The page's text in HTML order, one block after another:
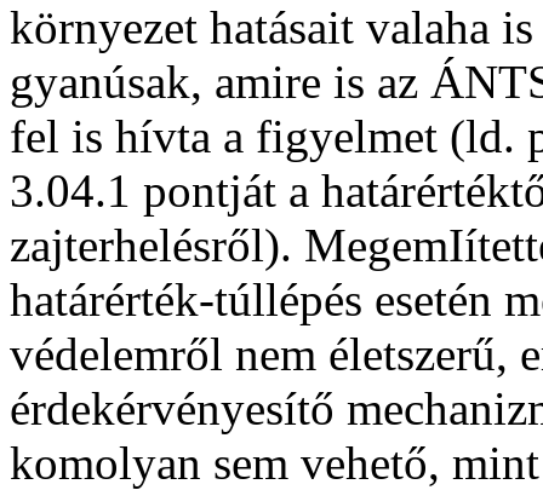
környezet hatásait valaha
gyanúsak, amire is az
fel is hívta a figyelmet (ld.
3.04.1 pontját a
zajterhelésről).
határérték-túllépés esetén
védelemről nem életszerű,
érdekérvényesítő
komolyan sem vehető,